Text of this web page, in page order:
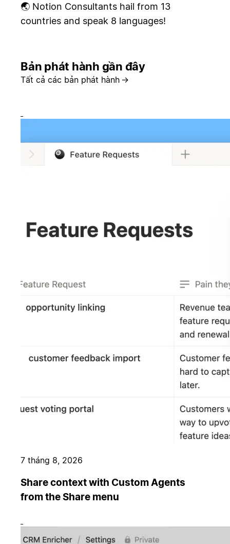
🌏 Notion Consultants hail from 13
countries and speak 8 languages!
Bản phát hành gần đây
Tất cả các bản phát hành →
7 tháng 8, 2026
Share context with Custom Agents
from the Share menu